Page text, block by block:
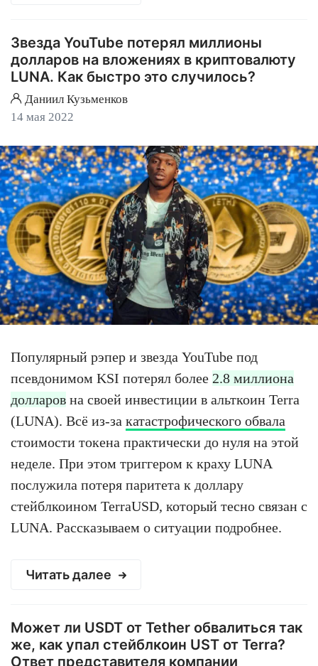
Звезда YouTube потерял миллионы
долларов на вложениях в криптовалюту
LUNA. Как быстро это случилось?
Даниил Кузьменков
14 мая 2022
Популярный рэпер и звезда YouTube под
псевдонимом KSI потерял более 2.8 миллиона
долларов на своей инвестиции в альткоин Terra
(LUNA). Всё из-за катастрофического обвала
стоимости токена практически до нуля на этой
неделе. При этом триггером к краху LUNA
послужила потеря паритета к доллару
стейблкоином TerraUSD, который тесно связан с
LUNA. Рассказываем о ситуации подробнее.
Читать далее
Может ли USDT от Tether обвалиться так
же, как упал стейблкоин UST от Terra?
Ответ представителя компании